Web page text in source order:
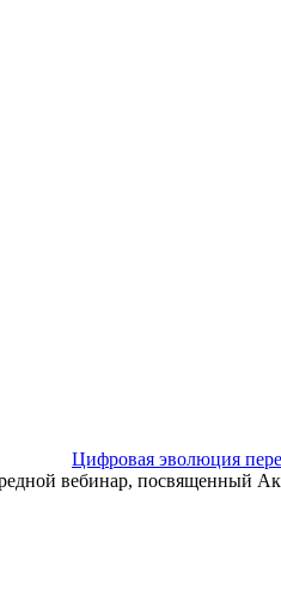
Цифровая эволюция
вебинар, посвященный